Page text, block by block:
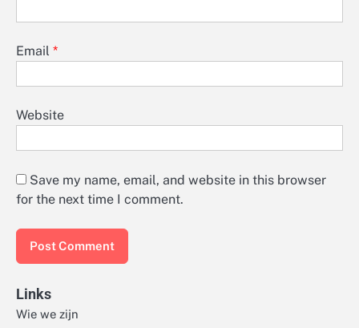
Email *
Website
Save my name, email, and website in this browser
for the next time I comment.
Links
Wie we zijn